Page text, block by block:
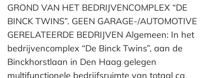
GROND VAN HET BEDRIJVENCOMPLEX “DE
BINCK TWINS”. GEEN GARAGE-/AUTOMOTIVE
GERELATEERDE BEDRIJVEN Algemeen: In het
bedrijvencomplex “De Binck Twins”, aan de
Binckhorstlaan in Den Haag gelegen
multifunctionele bedrijfsruimte van totaal ca.